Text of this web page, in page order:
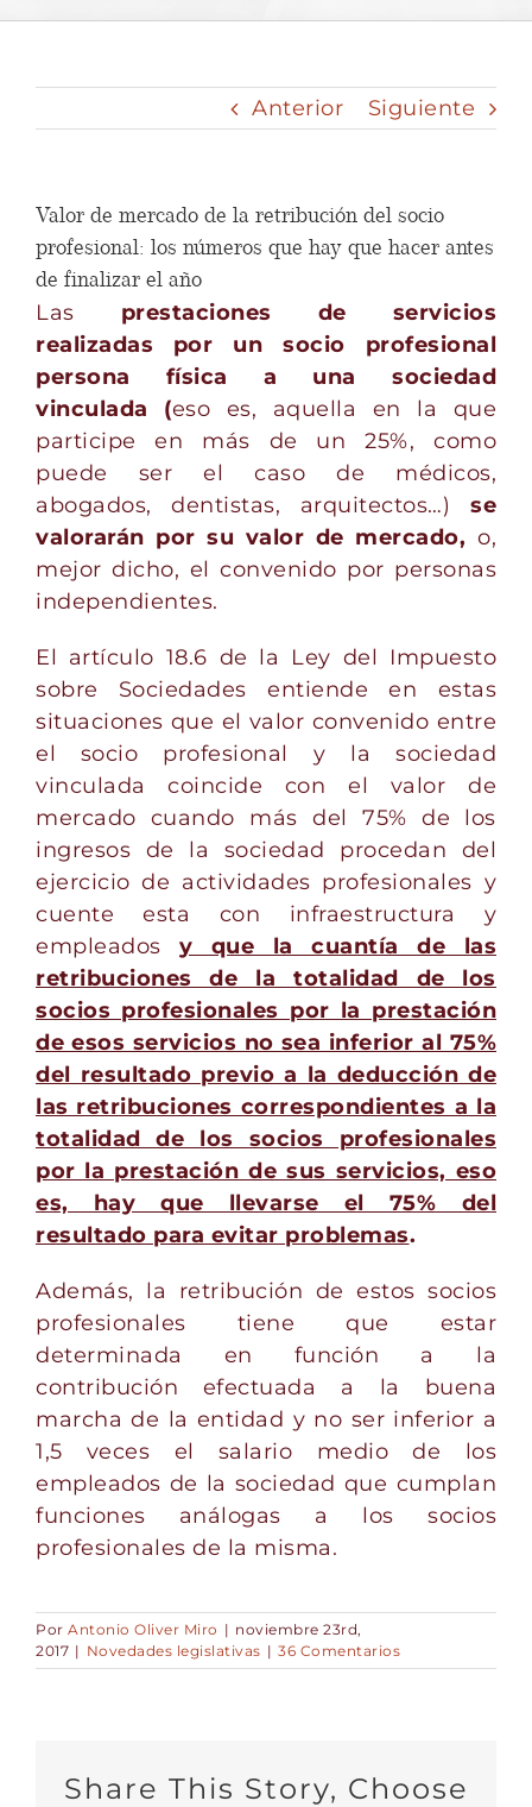
Anterior Siguiente
Valor de mercado de la retribución del socio
profesional: los números que hay que hacer antes
de finalizar el año
Las prestaciones de servicios
realizadas por un socio profesional
persona física a una sociedad
vinculada (eso es, aquella en la que
participe en más de un 25%, como
puede ser el caso de médicos,
abogados, dentistas, arquitectos…) se
valorarán por su valor de mercado, o,
mejor dicho, el convenido por personas
independientes.
El artículo 18.6 de la Ley del Impuesto
sobre Sociedades entiende en estas
situaciones que el valor convenido entre
el socio profesional y la sociedad
vinculada coincide con el valor de
mercado cuando más del 75% de los
ingresos de la sociedad procedan del
ejercicio de actividades profesionales y
cuente esta con infraestructura y
empleados y que la cuantía de las
retribuciones de la totalidad de los
socios profesionales por la prestación
de esos servicios no sea inferior al 75%
del resultado previo a la deducción de
las retribuciones correspondientes a la
totalidad de los socios profesionales
por la prestación de sus servicios, eso
es, hay que llevarse el 75% del
resultado para evitar problemas.
Además, la retribución de estos socios
profesionales tiene que estar
determinada en función a la
contribución efectuada a la buena
marcha de la entidad y no ser inferior a
1,5 veces el salario medio de los
empleados de la sociedad que cumplan
funciones análogas a los socios
profesionales de la misma.
Por Antonio Oliver Miro | noviembre 23rd,
2017 | Novedades legislativas | 36 Comentarios
Share This Story, Choose